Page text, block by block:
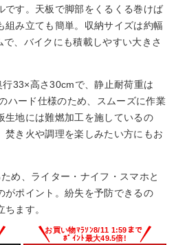
です。天板で脚部をくるくる巻けば
組み立ても簡単。収納サイズは約幅
、バイクにも積載しやすい大きさ
33×高さ30cmで、静止耐荷重は
ハード仕様のため、スムーズに作業
生地には難燃加工を施しているの
焚き火や調理を楽しみたい方にもお
め、ライター・ナイフ・スマホと
がポイント。紛失を予防できるの
ます。